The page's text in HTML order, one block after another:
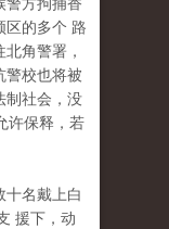
区的多个 路
角警署，
警校也将被
制社会，没
许保释，若
十名戴上白
援下，动